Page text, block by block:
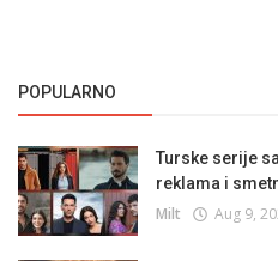
POPULARNO
Turske serije
reklama i
Milt Aug 9,